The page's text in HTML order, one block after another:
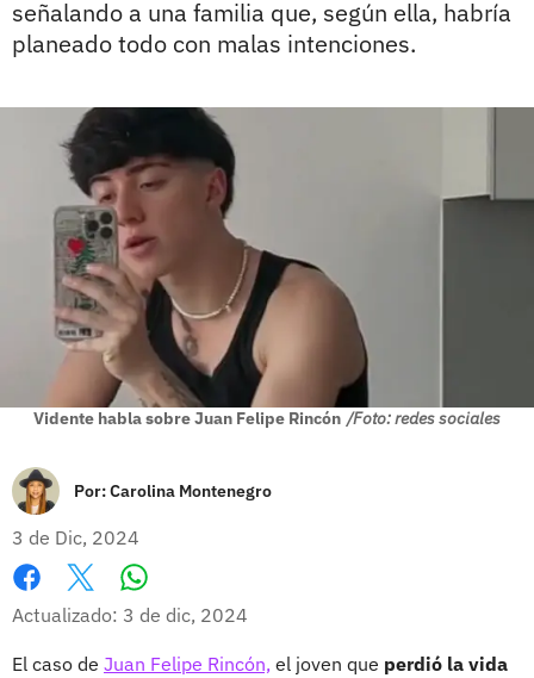
señalando a una familia que, según ella, habría
planeado todo con malas intenciones.
Vidente habla sobre Juan Felipe Rincón /Foto: redes sociales
Por:Carolina Montenegro
3 de Dic, 2024
Facebook
X
Actualizado: 3 de dic, 2024
El caso de Juan Felipe Rincón, el joven que perdió la vida